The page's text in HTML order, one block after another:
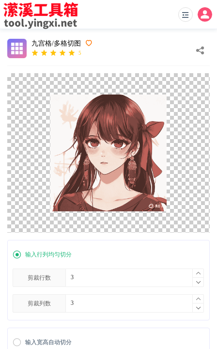
九宫格/多格切图
5
输入行列均匀切分
剪裁行数
剪裁列数
输入宽高自动切分